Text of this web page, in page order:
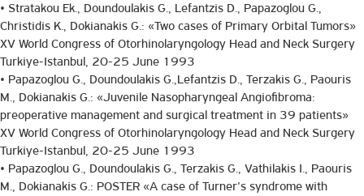
• Stratakou Ek., Doundoulakis G., Lefantzis D., Papazoglou G.,
Christidis K., Dokianakis G.: «Two cases of Primary Orbital Tumors»
XV World Congress of Otorhinolaryngology Head and Neck Surgery
Turkiye-Istanbul, 20-25 June 1993
• Papazoglou G., Doundoulakis G.,Lefantzis D., Terzakis G., Paouris
M., Dokianakis G.: «Juvenile Nasopharyngeal Angiofibroma:
preoperative management and surgical treatment in 39 patients»
XV World Congress of Otorhinolaryngology Head and Neck Surgery
Turkiye-Istanbul, 20-25 June 1993
• Papazoglou G., Doundoulakis G., Terzakis G., Vathilakis Ι., Ρaοuris
M., Dokianakis G.: POSTER «Α case of Turner's syndrome with